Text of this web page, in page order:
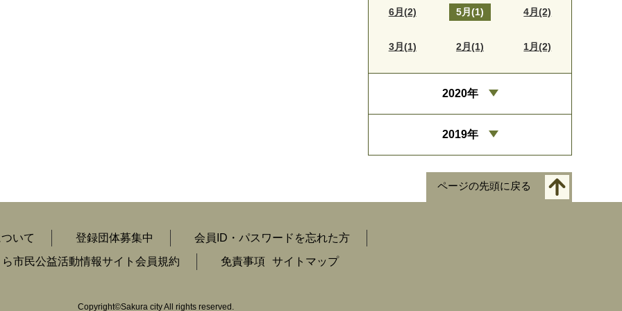
6月(2) 5月(1) 4月(2)
3月(1) 2月(1) 1月(2)
2020年
2019年
ページの先頭に戻る
いて 登録団体募集中
会員ID・パスワードを忘れた方
ら市民公益活動情報サイト会員規約
免責事項 サイトマップ
Copyright©Sakura city All rights reserved.